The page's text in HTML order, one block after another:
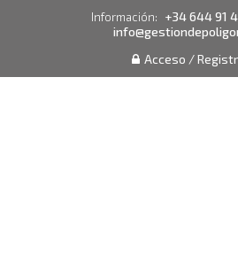
Información: +34 644 91
Acceso /